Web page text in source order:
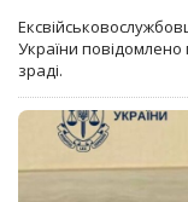
України повідомлено
зраді.